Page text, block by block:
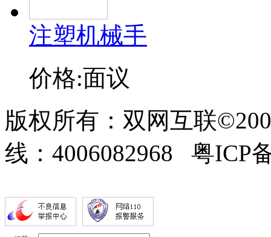
注塑机械手
价格:面议
版权所有：双网互联
线：4006082968 粤ICP